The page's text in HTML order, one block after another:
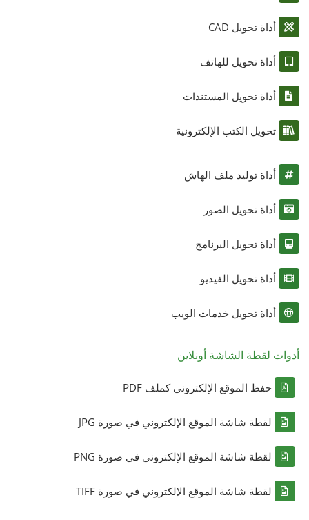
أداة تحويل CAD
أداة تحويل للهاتف
أداة تحويل المستندات
تحويل الكتب الإلكترونية
أداة توليد ملف الهاش
أداة تحويل الصور
أداة تحويل البرنامج
أداة تحويل الفيديو
أداة تحويل خدمات الويب
أدوات لقطة الشاشة أونلاين
حفظ الموقع الإلكتروني كملف PDF
لقطة شاشة الموقع الإلكتروني في صورة JPG
لقطة شاشة الموقع الإلكتروني في صورة PNG
لقطة شاشة الموقع الإلكتروني في صورة TIFF